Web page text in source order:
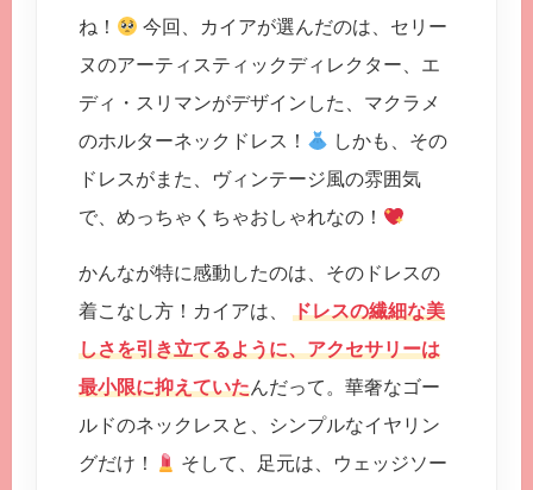
ね！
今回、カイアが選んだのは、セリー
ヌのアーティスティックディレクター、エ
ディ・スリマンがデザインした、マクラメ
のホルターネックドレス！
しかも、その
ドレスがまた、ヴィンテージ風の雰囲気
で、めっちゃくちゃおしゃれなの！
かんなが特に感動したのは、そのドレスの
着こなし方！カイアは、 ドレスの繊細な美
しさを引き立てるように、アクセサリーは
最小限に抑えていたんだって。華奢なゴー
ルドのネックレスと、シンプルなイヤリン
グだけ！
そして、足元は、ウェッジソー